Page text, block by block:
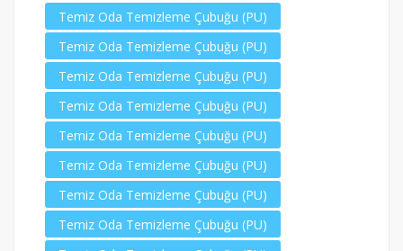
Temiz Oda Temizleme Çubuğu (PU)
Temiz Oda Temizleme Çubuğu (PU)
Temiz Oda Temizleme Çubuğu (PU)
Temiz Oda Temizleme Çubuğu (PU)
Temiz Oda Temizleme Çubuğu (PU)
Temiz Oda Temizleme Çubuğu (PU)
Temiz Oda Temizleme Çubuğu (PU)
Temiz Oda Temizleme Çubuğu (PU)